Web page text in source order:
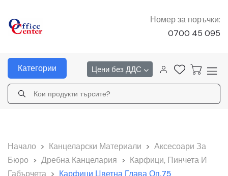
Номер за поръчки:
0700 45 095
Категории Цени без ДДС
Начало > Канцеларски Материали > Аксесоари За
Бюро > Дребна Канцелария > Карфици, Пинчета И
Габърчета > Карфици Цветна Глава Оп.75